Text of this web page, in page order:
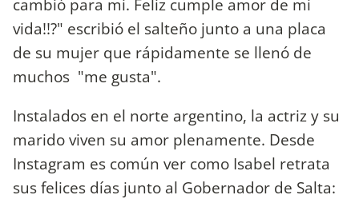
vida!!?" escribió el salteño junto a una placa
de su mujer que rápidamente se llenó de
muchos "me gusta".
Instalados en el norte argentino, la actriz y su
marido viven su amor plenamente. Desde
Instagram es común ver como Isabel retrata
sus felices días junto al Gobernador de Salta: